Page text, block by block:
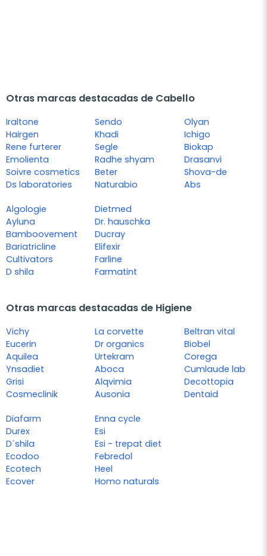
Otras marcas destacadas de Cabello
Iraltone
Hairgen
Rene furterer
Emolienta
Soivre cosmetics
Ds laboratories
Sendo
Khadi
Segle
Radhe shyam
Beter
Naturabio
Olyan
Ichigo
Biokap
Drasanvi
Shova-de
Abs
Algologie
Ayluna
Bamboovement
Bariatricline
Cultivators
D shila
Dietmed
Dr. hauschka
Ducray
Elifexir
Farline
Farmatint
Otras marcas destacadas de Higiene
Vichy
Eucerin
Aquilea
Ynsadiet
Grisi
Cosmeclinik
La corvette
Dr organics
Urtekram
Aboca
Alqvimia
Ausonia
Beltran vital
Biobel
Corega
Cumlaude lab
Decottopia
Dentaid
Diafarm
Durex
D´shila
Ecodoo
Ecotech
Ecover
Enna cycle
Esi
Esi - trepat diet
Febredol
Heel
Homo naturals